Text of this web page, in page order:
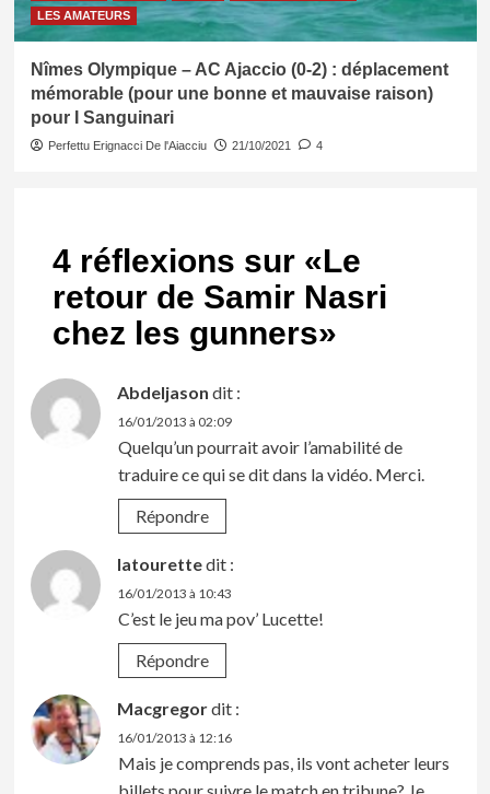
LES AMATEURS
Nîmes Olympique – AC Ajaccio (0-2) : déplacement
mémorable (pour une bonne et mauvaise raison)
pour I Sanguinari
Perfettu Erignacci De l'Aiacciu 21/10/2021 4
4 réflexions sur «Le
retour de Samir Nasri
chez les gunners»
Abdeljason dit :
16/01/2013 à 02:09
Quelqu’un pourrait avoir l’amabilité de
traduire ce qui se dit dans la vidéo. Merci.
Répondre
latourettedit :
16/01/2013 à 10:43
C’est le jeu ma pov’ Lucette!
Répondre
Macgregordit :
16/01/2013 à 12:16
Mais je comprends pas, ils vont acheter leurs